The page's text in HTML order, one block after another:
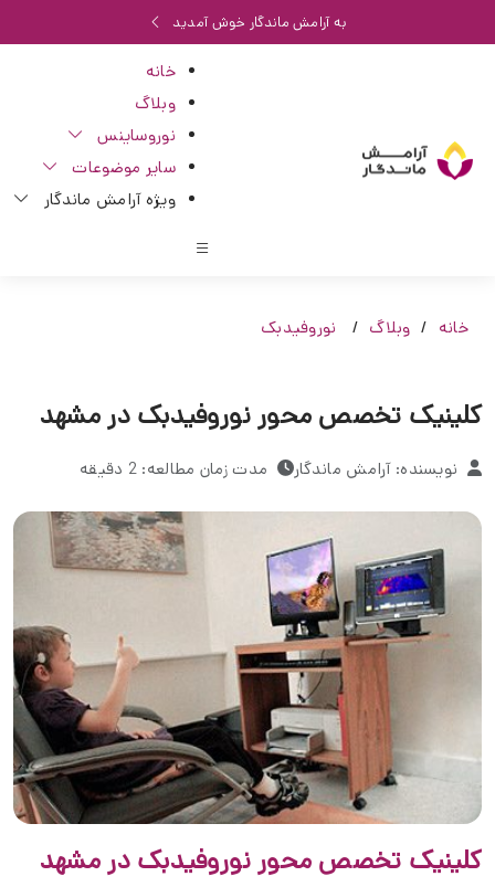
به آرامش ماندگار خوش آمدید
خانه
وبلاگ
نوروساینس
سایر موضوعات
ویژه آرامش ماندگار
خانه وبلاگ نوروفیدبک
کلینیک تخصص محور نوروفیدبک در مشهد
نویسنده: آرامش ماندگار مدت زمان مطالعه: 2 دقیقه
کلینیک تخصص محور نوروفیدبک در مشهد